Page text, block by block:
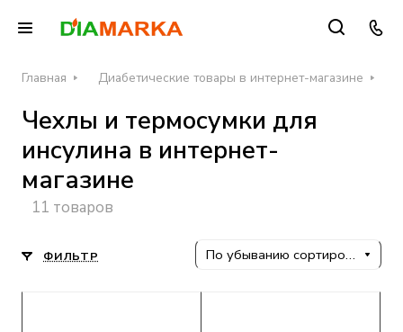
Главная Диабетические товары в интернет-магазине
Чехлы и термосумки для
инсулина в интернет-
магазине
11 товаров
ФИЛЬТР По убыванию сортировки